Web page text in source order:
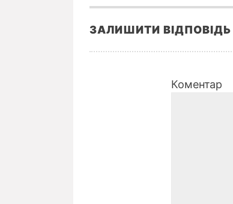
ЗАЛИШИТИ ВІДПОВІДЬ
Коментар